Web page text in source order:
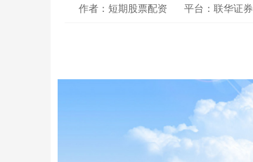
作者：短期股票配资 平台：联华证券